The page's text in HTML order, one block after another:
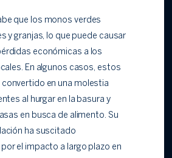
que los monos verdes
y granjas, lo que puede causar
económicas a los
En algunos casos, estos
convertido en una molestia
al hurgar en la basura y
en busca de alimento. Su
ha suscitado
el impacto a largo plazo en